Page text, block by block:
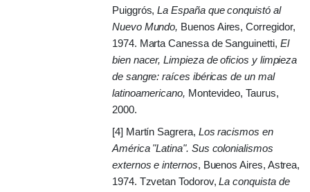
Puiggrós,La Españaque conquistó al
Nuevo Mundo, Buenos Aires, Corregidor,
1974. Marta Canessa de Sanguinetti, El
bien nacer, Limpieza de oficios y limpieza
de sangre: raíces ibéricas de un mal
latinoamericano, Montevideo, Taurus,
2000.
[4] Martín Sagrera, Los racismos en
América "Latina". Sus colonialismos
externos e internos, Buenos Aires, Astrea,
1974. Tzvetan Todorov,La conquista de